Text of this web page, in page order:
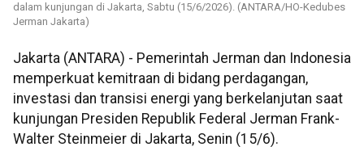
dalam kunjungan di Jakarta, Sabtu (15/6/2026). (ANTARA/HO-Kedubes
Jerman Jakarta)
Jakarta (ANTARA) - Pemerintah Jerman dan Indonesia
memperkuat kemitraan di bidang perdagangan,
investasi dan transisi energi yang berkelanjutan saat
kunjungan Presiden Republik Federal Jerman Frank-
Walter Steinmeier di Jakarta, Senin (15/6).